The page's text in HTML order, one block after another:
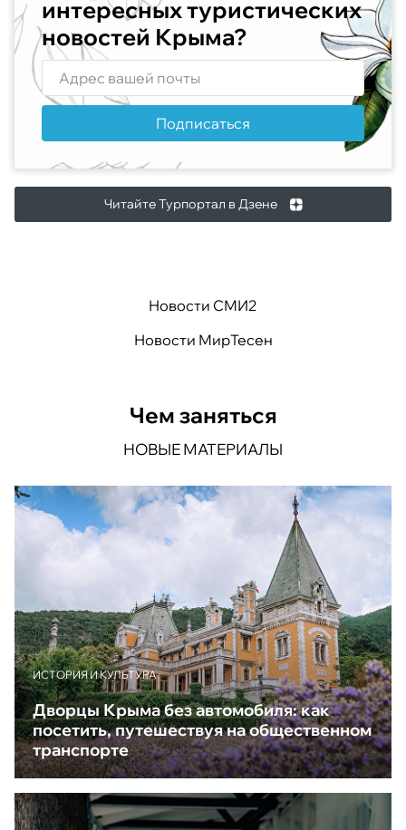
интересных туристических
новостей Крыма?
Подписаться
Читайте Турпортал в Дзене
Новости СМИ2
Новости МирТесен
Чем заняться
НОВЫЕ МАТЕРИАЛЫ
ИСТОРИЯ И КУЛЬТУРА
Дворцы Крыма без автомобиля: как
посетить, путешествуя на общественном
транспорте